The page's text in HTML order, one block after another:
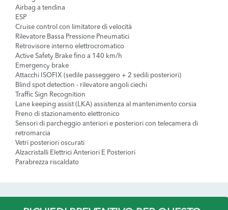
Airbag a tendina
ESP
Cruise control con limitatore di velocità
Rilevatore Bassa Pressione Pneumatici
Retrovisore interno elettrocromatico
Active Safety Brake fino a 140 km/h
Emergency brake
Attacchi ISOFIX (sedile passeggero + 2 sedili posteriori)
Blind spot detection - rilevatore angoli ciechi
Traffic Sign Recognition
Lane keeping assist (LKA) assistenza al mantenimento corsia
Freno di stazionamento elettronico
Sensori di parcheggio anteriori e posteriori con telecamera di
retromarcia
Vetri posteriori oscurati
Alzacristalli Elettrici Anteriori E Posteriori
Parabrezza riscaldato